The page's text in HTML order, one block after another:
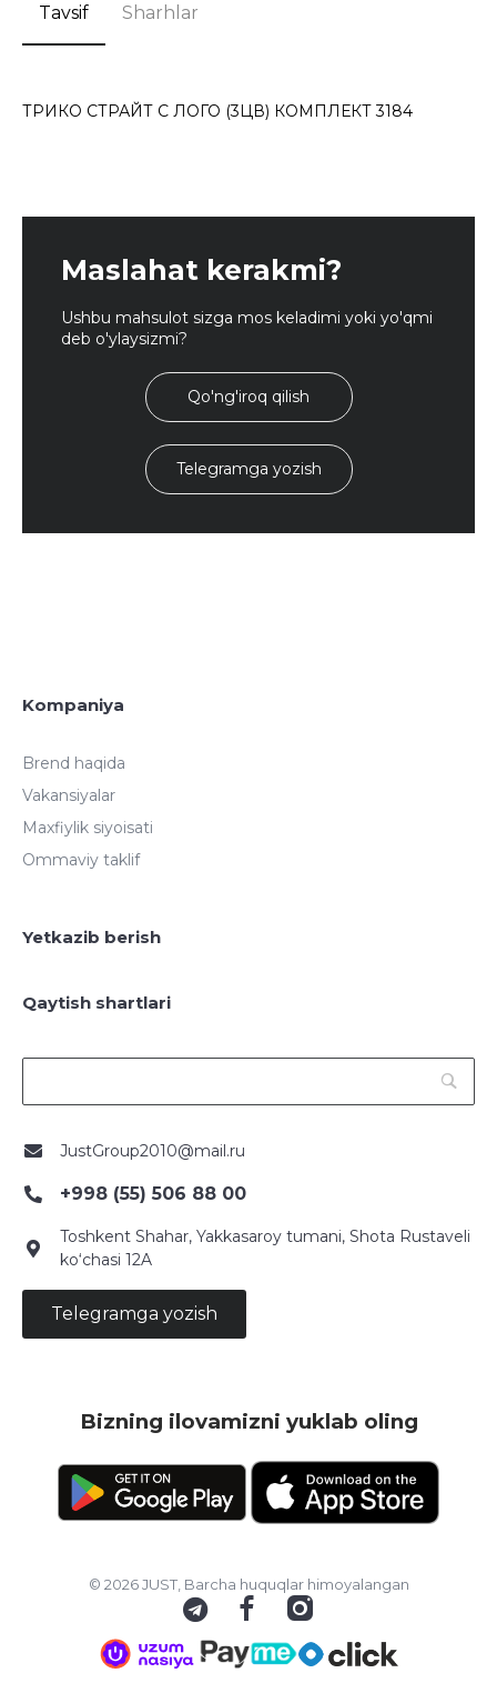
Tavsif Sharhlar
ТРИКО СТРАЙТ С ЛОГО (3ЦВ) КОМПЛЕКТ 3184
Maslahat kerakmi?
Ushbu mahsulot sizga mos keladimi yoki yo'qmi
deb o'ylaysizmi?
Qo'ng'iroq qilish
Telegramga yozish
Kompaniya
Brend haqida
Vakansiyalar
Maxfiylik siyoisati
Ommaviy taklif
Yetkazib berish
Qaytish shartlari
JustGroup2010@mail.ru
+998 (55) 506 88 00
Toshkent Shahar, Yakkasaroy tumani, Shota Rustaveli
ko‘chasi 12A
Telegramga yozish
Bizning ilovamizni yuklab oling
© 2026 JUST, Barcha huquqlar himoyalangan